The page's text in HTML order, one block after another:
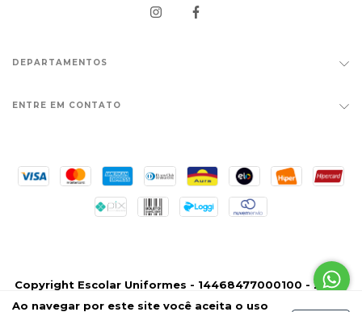
Ao navegar por este site você aceita o uso
DEPARTAMENTOS
ENTRE EM CONTATO
Copyright Escolar Uniformes - 14468477000100 - 2026.